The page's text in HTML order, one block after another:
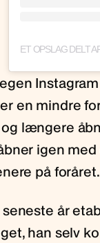
ET OPSLAG DELT
en mindre
længere
igen
på foråret.
seneste år
han selv